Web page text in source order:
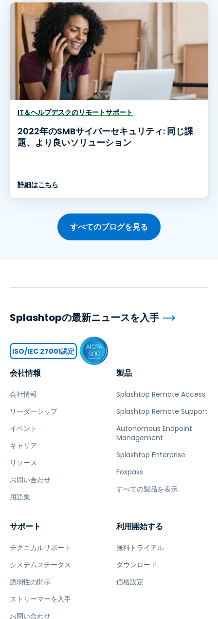
IT＆ヘルプデスクのリモートサポート
2022年のSMBサイバーセキュリティ: 同じ課
題、より良いソリューション
詳細はこちら
すべてのブログを見る
会社情報
会社情報
リーダーシップ
イベント
キャリア
リソース
お問い合わせ
用語集
製品
Splashtop Remote Access
Splashtop Remote Support
Autonomous Endpoint
Management
Splashtop Enterprise
Foxpass
すべての製品を表示
サポート
テクニカルサポート
システムステータス
脆弱性の開示
ストリーマーを入手
お問い合わせ
利用開始する
無料トライアル
ダウンロード
価格設定
Splashtopの最新ニュースを入手
ISO/IEC 27001認定